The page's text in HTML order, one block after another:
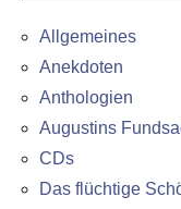
Allgemeines
Anekdoten
Anthologien
Augustins
CDs
Das flüchtige